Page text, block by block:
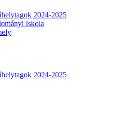
2024-2025
Iskola
2024-2025